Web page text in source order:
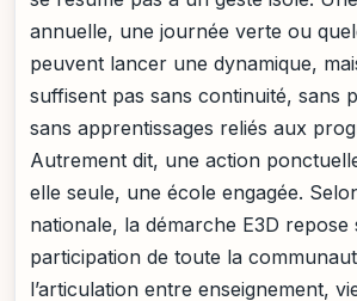
annuelle, une journée verte ou
peuvent lancer une dynamique,
suffisent pas sans continuité, sans
sans apprentissages reliés aux
Autrement dit, une action
elle seule, une école engagée.
nationale, la démarche E3D
participation de toute la
l’articulation entre enseignement,